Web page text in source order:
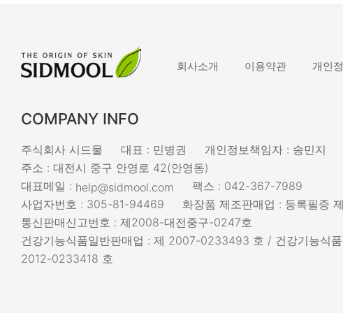
회사소개 이용약관 개인
COMPANY INFO
주식회사 시드물 대표 : 민병권
개인정보책임자 : 송민지
주소 : 대전시 중구 안영로 42(안영동)
대표메일 : help@sidmool.com
팩스 : 042-367-7989
사업자번호 : 305-81-94469
화장품 제조판매업 : 등록필증
통신판매신고번호 : 제2008-대전중구-0247호
건강기능식품일반판매업 : 제 2007-0233493 호 / 건강기능식
2012-0233418 호